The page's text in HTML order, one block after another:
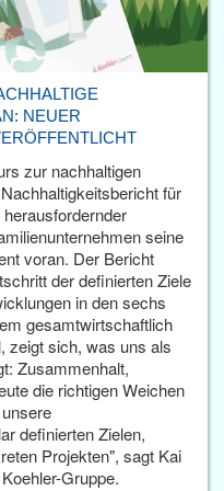
NEUER
zur nachhaltigen
für
seine
voran. Der Bericht
der definierten Ziele
in den sechs
gesamtwirtschaftlich
zeigt sich, was uns als
Zusammenhalt,
die richtigen Weichen
definierten Zielen,
Projekten", sagt Kai
Gruppe.